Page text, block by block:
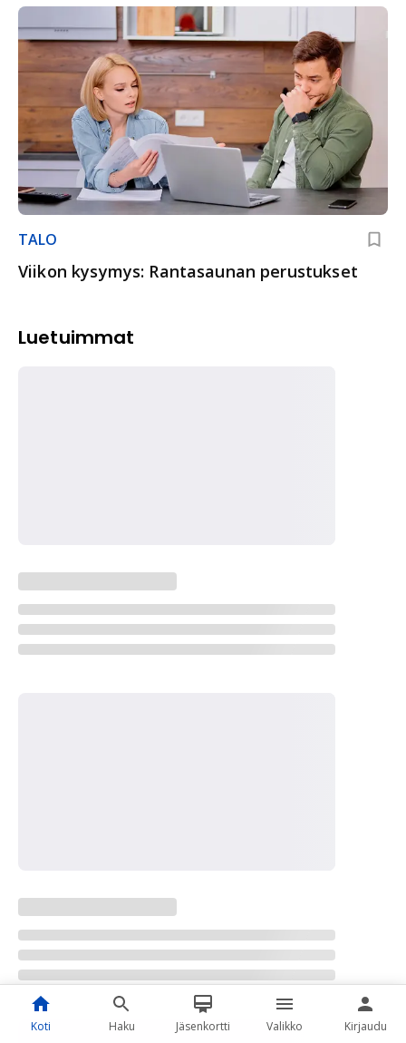
TALO
Viikon kysymys: Rantasaunan perustukset
Luetuimmat
Koti Haku Jäsenkortti Valikko Kirjaudu